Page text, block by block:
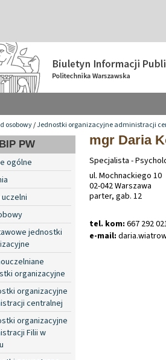
osobowy/Jednostki organizacyjne administracji
BIP PW
ogólne
jednostki
organizacyjne
organizacyjne
centralnej
organizacyjne
Filii w
mgr Daria
Specjalista -
ul. Mochnackiego 10
02-042 Warszawa
parter, gab. 12
tel. kom: 667 292
e-mail: daria.